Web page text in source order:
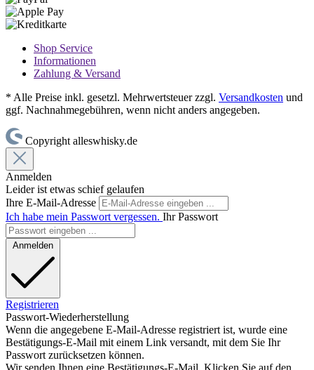
Shop Service
Informationen
Zahlung & Versand
* Alle Preise inkl. gesetzl. Mehrwertsteuer zzgl. Versandkosten und
ggf. Nachnahmegebühren, wenn nicht anders angegeben.
Copyright alleswhisky.de
Anmelden
Leider ist etwas schief gelaufen
Ihre E-Mail-Adresse
Ich habe mein Passwort vergessen. Ihr Passwort
Anmelden
Registrieren
Passwort-Wiederherstellung
Wenn die angegebene E-Mail-Adresse registriert ist, wurde eine
Bestätigungs-E-Mail mit einem Link versandt, mit dem Sie Ihr
Passwort zurücksetzen können.
Wir senden Ihnen eine Bestätigungs-E-Mail. Klicken Sie auf den